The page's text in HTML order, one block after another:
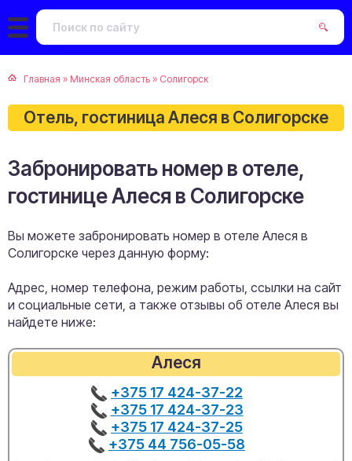
Главная » Минская область » Солигорск
Отель, гостиница Алеся в Солигорске
Забронировать номер в отеле,
гостинице Алеся в Солигорске
Вы можете забронировать номер в отеле Алеся в
Солигорске через данную форму:
Адрес, номер телефона, режим работы, ссылки на сайт
и социальные сети, а также отзывы об отеле Алеся вы
найдете ниже:
Алеся
+375 17 424-37-22
+375 17 424-37-23
+375 17 424-37-25
+375 44 756-05-58